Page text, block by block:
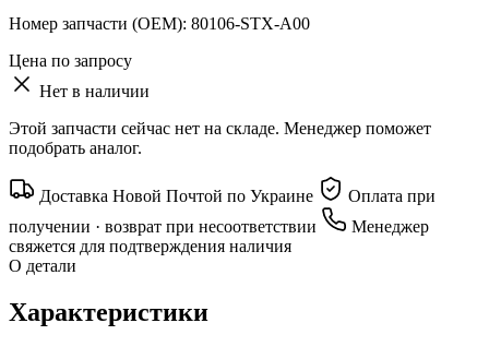
Номер запчасти (OEM): 80106-STX-A00
Цена по запросу
Нет в наличии
Этой запчасти сейчас нет на складе. Менеджер поможет
подобрать аналог.
Доставка Новой Почтой по Украине
Оплата при
получении · возврат при несоответствии
Менеджер
свяжется для подтверждения наличия
О детали
Характеристики